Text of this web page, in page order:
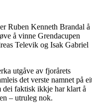
Ruben Kenneth Brandal å
å vinne Grendacupen
Televik og Isak Gabriel
utgåve av fjorårets
det verste namnet på
dei faktisk ikkje har klart å
– utruleg nok.